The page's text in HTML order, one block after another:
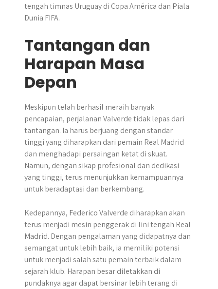
tengah timnas Uruguay di Copa América dan Piala
Dunia FIFA.
Tantangan dan
Harapan Masa
Depan
Meskipun telah berhasil meraih banyak
pencapaian, perjalanan Valverde tidak lepas dari
tantangan. Ia harus berjuang dengan standar
tinggi yang diharapkan dari pemain Real Madrid
dan menghadapi persaingan ketat di skuat.
Namun, dengan sikap profesional dan dedikasi
yang tinggi, terus menunjukkan kemampuannya
untuk beradaptasi dan berkembang.
Kedepannya, Federico Valverde diharapkan akan
terus menjadi mesin penggerak di lini tengah Real
Madrid. Dengan pengalaman yang didapatnya dan
semangat untuk lebih baik, ia memiliki potensi
untuk menjadi salah satu pemain terbaik dalam
sejarah klub. Harapan besar diletakkan di
pundaknya agar dapat bersinar lebih terang di